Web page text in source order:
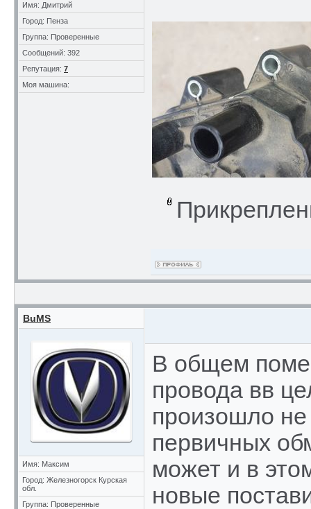
Имя: Дмитрий
Город: Пенза
Группа: Проверенные
Сообщений: 392
Репутация: 7
Моя машина:
BuMS
Имя: Максим
Город: Железногорск Курская
обл.
Группа: Проверенные
В общем
провода вв
произошло не
первичных
может и в
новые